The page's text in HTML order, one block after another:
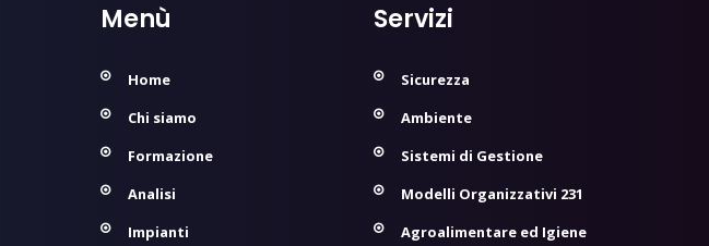
Menù
Home
Chi siamo
Formazione
Analisi
Impianti
Servizi
Sicurezza
Ambiente
Sistemi di Gestione
Modelli Organizzativi 231
Agroalimentare ed Igiene